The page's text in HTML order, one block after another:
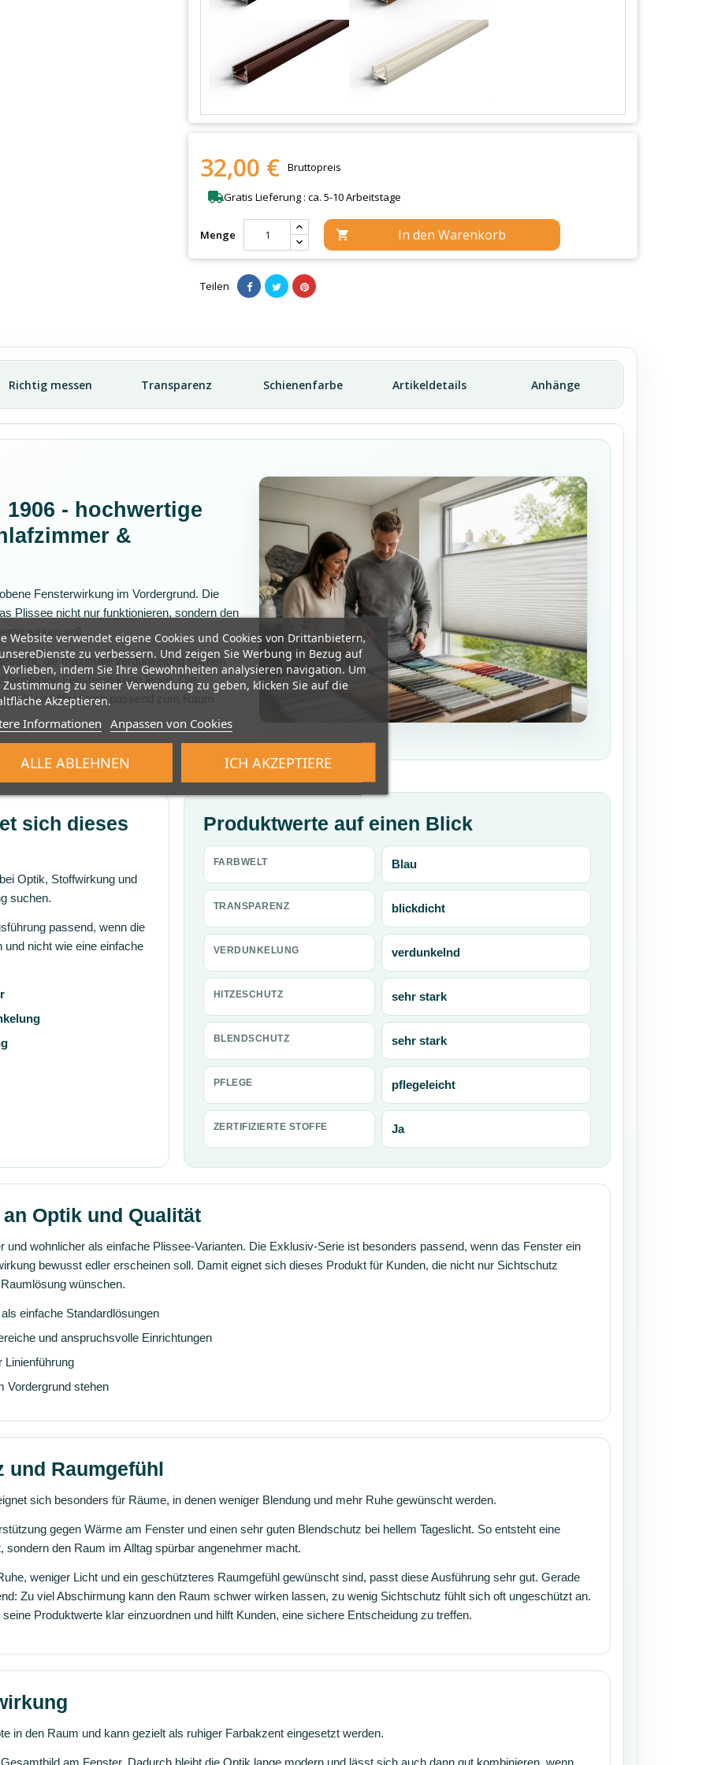
32,00 € Bruttopreis
Gratis Lieferung : ca. 5-10 Arbeitstage
Menge  In den Warenkorb
Teilen
Richtig messen Transparenz Schienenfarbe Artikeldetails Anhänge
- hochwertige
&
Fensterwirkung im Vordergrund. Die
Plissee nicht nur funktionieren, sondern den
wirken soll.
die maximale verdunkelung suchen
Fensterwirkung legen. Die
und lässt sich passend zum Raum
sich dieses
Optik, Stoffwirkung und
suchen.
passend, wenn die
nicht wie eine einfache
Produktwerte auf einen Blick
FARBWELT Blau
TRANSPARENZ blickdicht
VERDUNKELUNG verdunkelnd
HITZESCHUTZ sehr stark
BLENDSCHUTZ sehr stark
PFLEGE pflegeleicht
ZERTIFIZIERTE STOFFE Ja
Optik und Qualität
wohnlicher als einfache Plissee-Varianten. Die Exklusiv-Serie ist besonders passend, wenn das Fenster ein
bewusst edler erscheinen soll. Damit eignet sich dieses Produkt für Kunden, die nicht nur Sichtschutz
wünschen.
einfache Standardlösungen
und anspruchsvolle Einrichtungen
Linienführung
Vordergrund stehen
Raumgefühl
sich besonders für Räume, in denen weniger Blendung und mehr Ruhe gewünscht werden.
gegen Wärme am Fenster und einen sehr guten Blendschutz bei hellem Tageslicht. So entsteht eine
den Raum im Alltag spürbar angenehmer macht.
weniger Licht und ein geschützteres Raumgefühl gewünscht sind, passt diese Ausführung sehr gut. Gerade
Zu viel Abschirmung kann den Raum schwer wirken lassen, zu wenig Sichtschutz fühlt sich oft ungeschützt an.
Produktwerte klar einzuordnen und hilft Kunden, eine sichere Entscheidung zu treffen.
in den Raum und kann gezielt als ruhiger Farbakzent eingesetzt werden.
am Fenster. Dadurch bleibt die Optik lange modern und lässt sich auch dann gut kombinieren, wenn
Website verwendet eigene Cookies und Cookies von Drittanbietern,
zu verbessern. Und zeigen Sie Werbung in Bezug auf
indem Sie Ihre Gewohnheiten analysieren navigation. Um
zu seiner Verwendung zu geben, klicken Sie auf die
Akzeptieren.
Informationen Anpassen von Cookies
ALLE ABLEHNEN ICH AKZEPTIERE